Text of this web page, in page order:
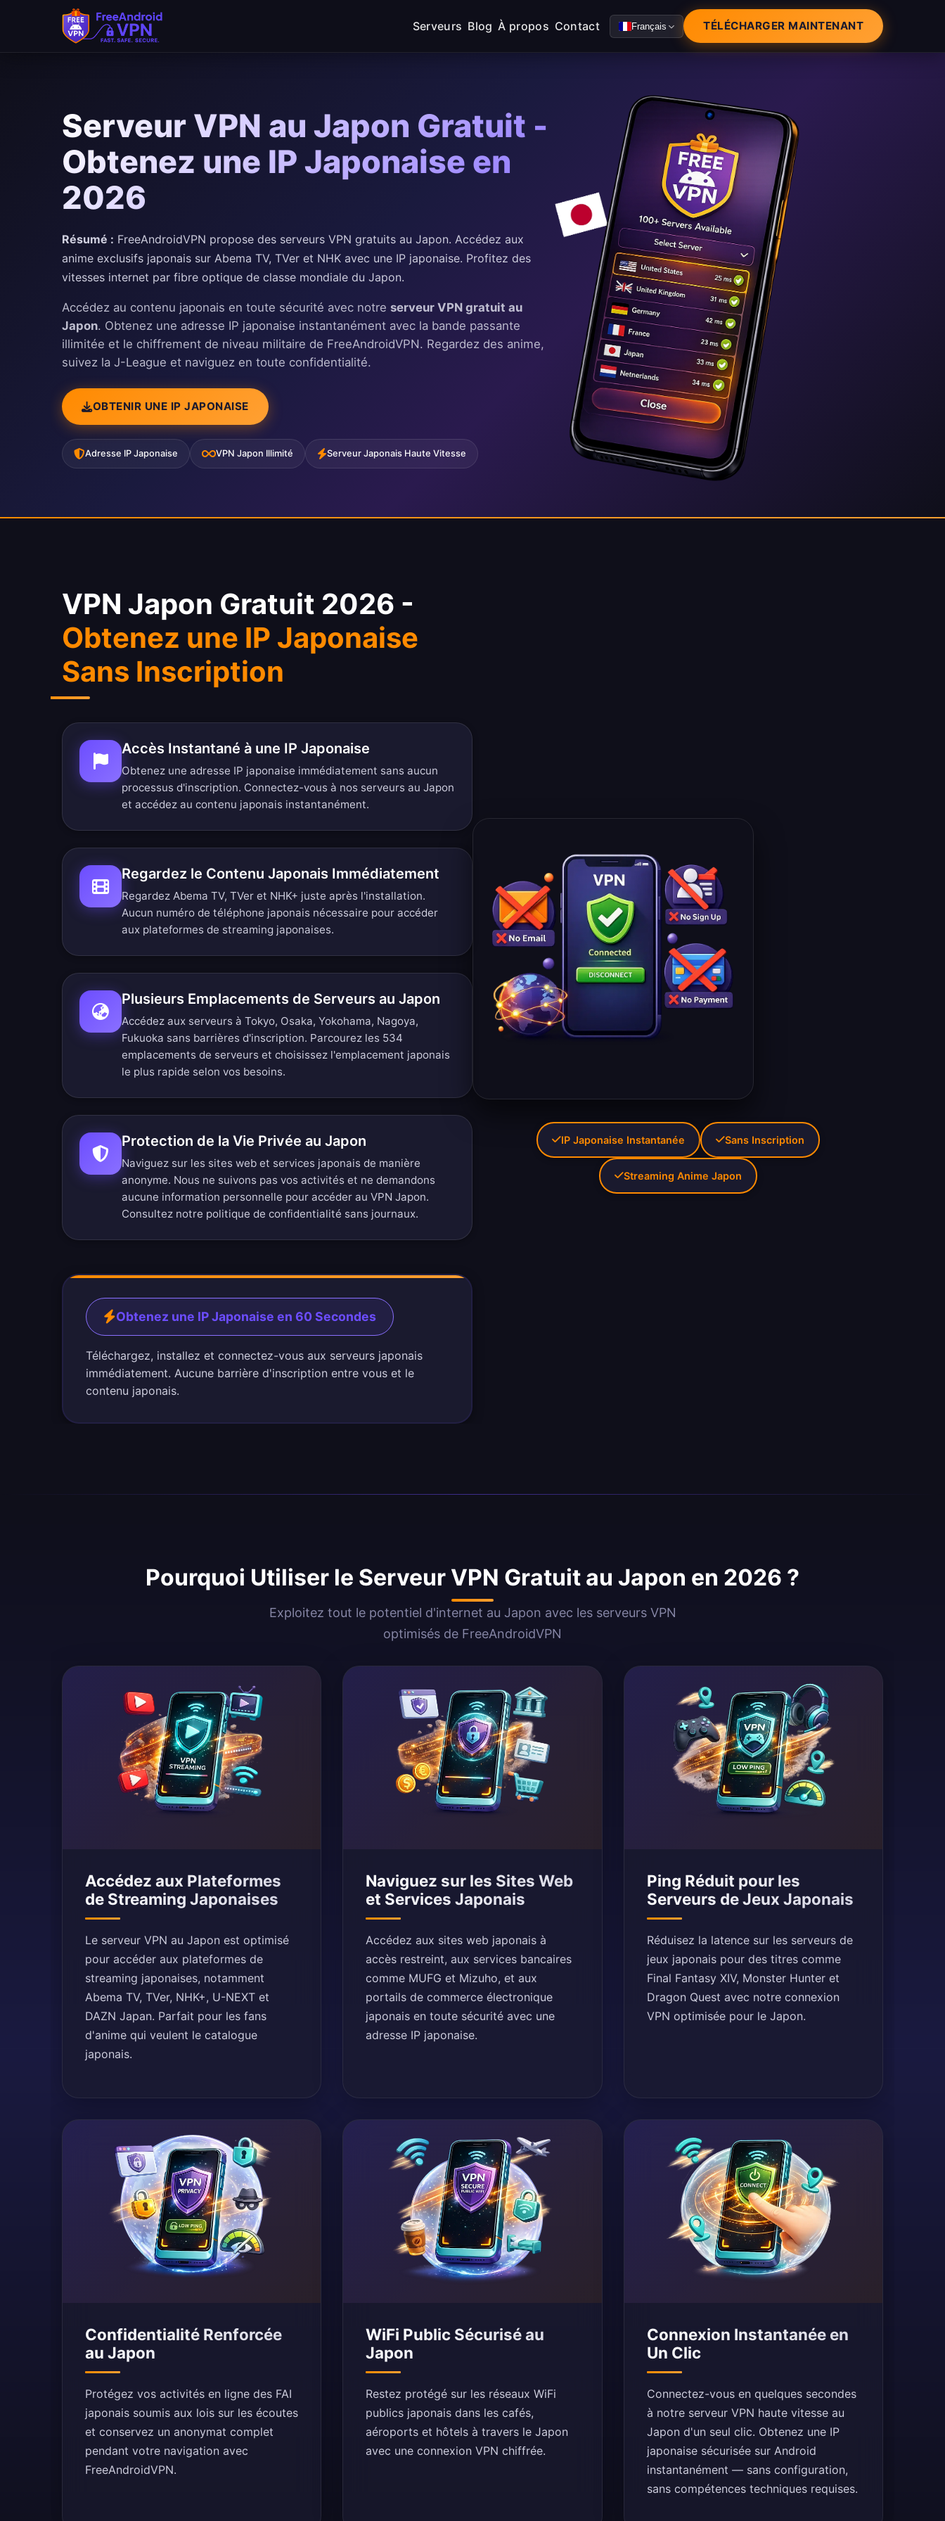
Passer au contenu principal
Serveurs Blog À propos Contact Français TÉLÉCHARGER MAINTENANT
Serveur VPN au Japon Gratuit -
Obtenez une IP Japonaise en
2026
Résumé : FreeAndroidVPN propose des serveurs VPN gratuits au Japon. Accédez aux
anime exclusifs japonais sur Abema TV, TVer et NHK avec une IP japonaise. Profitez des
vitesses internet par fibre optique de classe mondiale du Japon.
Accédez au contenu japonais en toute sécurité avec notre serveur VPN gratuit au
Japon. Obtenez une adresse IP japonaise instantanément avec la bande passante
illimitée et le chiffrement de niveau militaire de FreeAndroidVPN. Regardez des anime,
suivez la J-League et naviguez en toute confidentialité.
OBTENIR UNE IP JAPONAISE
Adresse IP Japonaise VPN Japon Illimité Serveur Japonais Haute Vitesse
VPN Japon Gratuit 2026 -
Obtenez une IP Japonaise
Sans Inscription
Accès Instantané à une IP Japonaise
Obtenez une adresse IP japonaise immédiatement sans aucun
processus d'inscription. Connectez-vous à nos serveurs au Japon
et accédez au contenu japonais instantanément.
Regardez le Contenu Japonais Immédiatement
Regardez Abema TV, TVer et NHK+ juste après l'installation.
Aucun numéro de téléphone japonais nécessaire pour accéder
aux plateformes de streaming japonaises.
Plusieurs Emplacements de Serveurs au Japon
Accédez aux serveurs à Tokyo, Osaka, Yokohama, Nagoya,
Fukuoka sans barrières d'inscription. Parcourez les 534
emplacements de serveurs et choisissez l'emplacement japonais
le plus rapide selon vos besoins.
Protection de la Vie Privée au Japon
Naviguez sur les sites web et services japonais de manière
anonyme. Nous ne suivons pas vos activités et ne demandons
aucune information personnelle pour accéder au VPN Japon.
Consultez notre politique de confidentialité sans journaux.
Obtenez une IP Japonaise en 60 Secondes
Téléchargez, installez et connectez-vous aux serveurs japonais
immédiatement. Aucune barrière d'inscription entre vous et le
contenu japonais.
IP Japonaise Instantanée Sans Inscription
Streaming Anime Japon
Pourquoi Utiliser le Serveur VPN Gratuit au Japon en 2026 ?
Exploitez tout le potentiel d'internet au Japon avec les serveurs VPN
optimisés de FreeAndroidVPN
Accédez aux Plateformes
de Streaming Japonaises
Le serveur VPN au Japon est optimisé
pour accéder aux plateformes de
streaming japonaises, notamment
Abema TV, TVer, NHK+, U-NEXT et
DAZN Japan. Parfait pour les fans
d'anime qui veulent le catalogue
japonais.
Naviguez sur les Sites Web
et Services Japonais
Accédez aux sites web japonais à
accès restreint, aux services bancaires
comme MUFG et Mizuho, et aux
portails de commerce électronique
japonais en toute sécurité avec une
adresse IP japonaise.
Ping Réduit pour les
Serveurs de Jeux Japonais
Réduisez la latence sur les serveurs de
jeux japonais pour des titres comme
Final Fantasy XIV, Monster Hunter et
Dragon Quest avec notre connexion
VPN optimisée pour le Japon.
Confidentialité Renforcée
au Japon
Protégez vos activités en ligne des FAI
japonais soumis aux lois sur les écoutes
et conservez un anonymat complet
pendant votre navigation avec
FreeAndroidVPN.
WiFi Public Sécurisé au
Japon
Restez protégé sur les réseaux WiFi
publics japonais dans les cafés,
aéroports et hôtels à travers le Japon
avec une connexion VPN chiffrée.
Connexion Instantanée en
Un Clic
Connectez-vous en quelques secondes
à notre serveur VPN haute vitesse au
Japon d'un seul clic. Obtenez une IP
japonaise sécurisée sur Android
instantanément — sans configuration,
sans compétences techniques requises.